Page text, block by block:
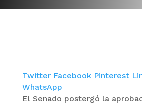
Twitter Facebook Pinterest
WhatsApp
El Senado postergó la